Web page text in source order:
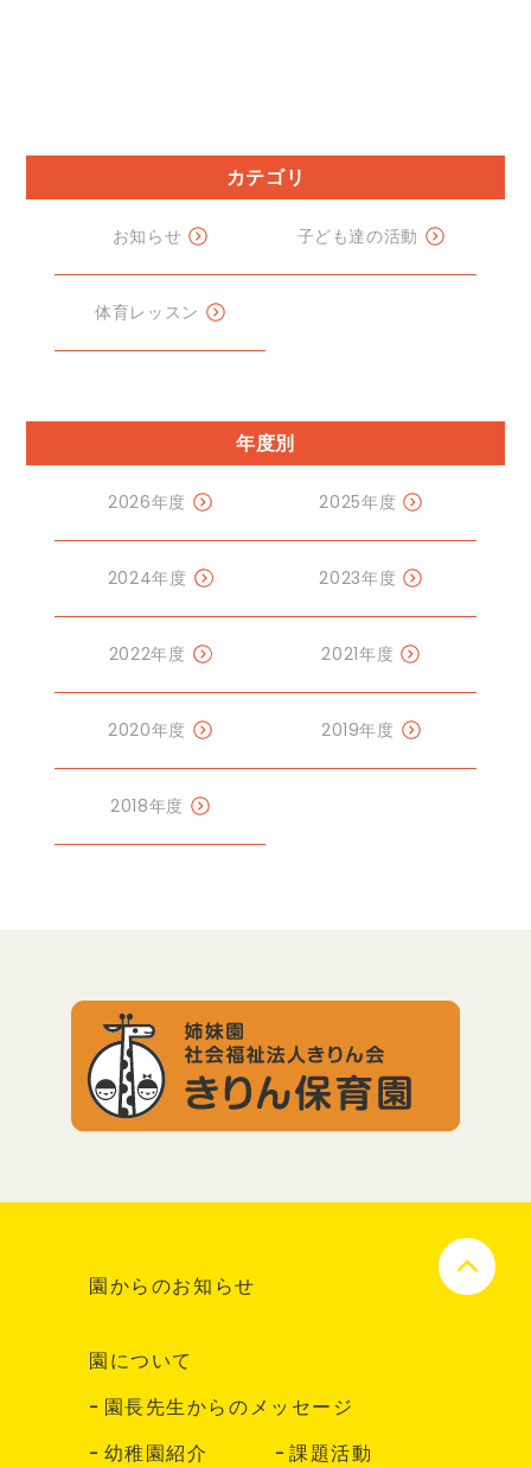
カテゴリ
お知らせ 子ども達の活動
体育レッスン
年度別
2026年度 2025年度
2024年度 2023年度
2022年度 2021年度
2020年度 2019年度
2018年度
園からのお知らせ
園について
園長先生からのメッセージ
幼稚園紹介
課題活動